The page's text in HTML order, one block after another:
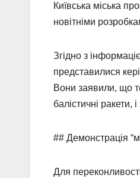
Київська міська
новітніми
Згідно з
представилися
Вони заявили, що
балістичні
## Демонстрація
Для